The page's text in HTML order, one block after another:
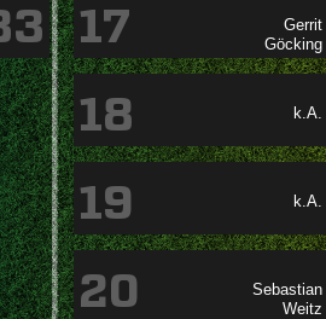


17
k.A.
18
k.A.
19


20